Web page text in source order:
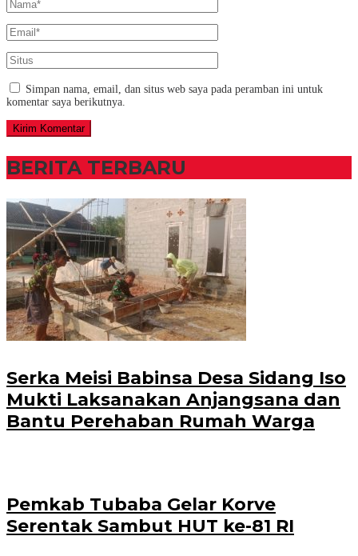
Simpan nama, email, dan situs web saya pada peramban ini untuk
komentar saya berikutnya.
BERITA TERBARU
Serka Meisi Babinsa Desa Sidang Iso
Mukti Laksanakan Anjangsana dan
Bantu Perehaban Rumah Warga
Pemkab Tubaba Gelar Korve
Serentak Sambut HUT ke-81 RI